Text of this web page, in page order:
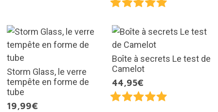
Storm Glass, le verre
tempête en forme de
tube
19,99€
Boîte à secrets Le test de
Camelot
44,95€